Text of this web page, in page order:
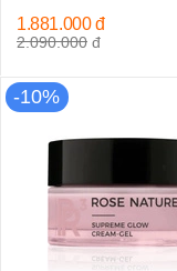
2.090.000 đ
1.881.000 đ
-10%